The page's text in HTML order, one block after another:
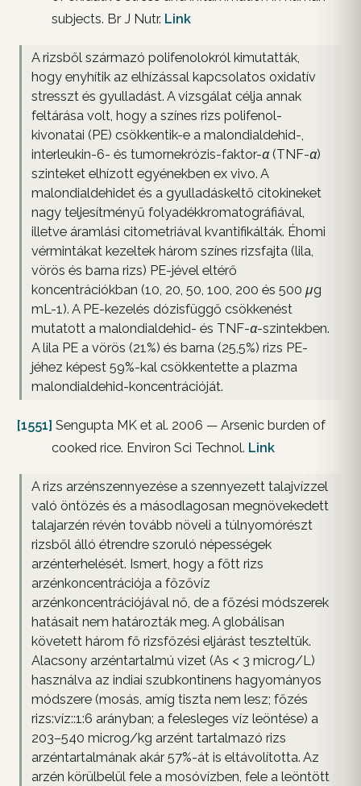
subjects. Br J Nutr. Link
A rizsből származó polifenolokról kimutatták,
hogy enyhítik az elhízással kapcsolatos oxidatív
stresszt és gyulladást. A vizsgálat célja annak
feltárása volt, hogy a színes rizs polifenol-
kivonatai (PE) csökkentik-e a malondialdehid-,
interleukin-6- és tumornekrózis-faktor-α (TNF-α)
szinteket elhízott egyénekben ex vivo. A
malondialdehidet és a gyulladáskeltő citokineket
nagy teljesítményű folyadékkromatográfiával,
illetve áramlási citometriával kvantifikálták. Éhomi
vérmintákat kezeltek három színes rizsfajta (lila,
vörös és barna rizs) PE-jével eltérő
koncentrációkban (10, 20, 50, 100, 200 és 500 μg
mL-1). A PE-kezelés dózisfüggő csökkenést
mutatott a malondialdehid- és TNF-α-szintekben.
A lila PE a vörös (21%) és barna (25,5%) rizs PE-
jéhez képest 59%-kal csökkentette a plazma
malondialdehid-koncentrációját.
[1551] Sengupta MK et al. 2006 — Arsenic burden of
cooked rice. Environ Sci Technol. Link
A rizs arzénszennyezése a szennyezett talajvízzel
való öntözés és a másodlagosan megnövekedett
talajarzén révén tovább növeli a túlnyomórészt
rizsből álló étrendre szoruló népességek
arzénterhelését. Ismert, hogy a főtt rizs
arzénkoncentrációja a főzővíz
arzénkoncentrációjával nő, de a főzési módszerek
hatásait nem határozták meg. A globálisan
követett három fő rizsfőzési eljárást teszteltük.
Alacsony arzéntartalmú vizet (As < 3 microg/L)
használva az indiai szubkontinens hagyományos
módszere (mosás, amíg tiszta nem lesz; főzés
rizs:víz::1:6 arányban; a felesleges víz leöntése) a
203–540 microg/kg arzént tartalmazó rizs
arzéntartalmának akár 57%-át is eltávolította. Az
arzén körülbelül fele a mosóvízben, fele a leöntött